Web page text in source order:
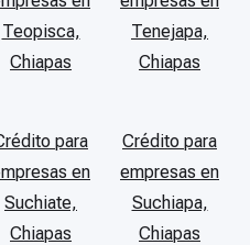
Teopisca,
Chiapas
Tenejapa,
Chiapas
para
en
Suchiate,
Chiapas
Crédito para
empresas en
Suchiapa,
Chiapas